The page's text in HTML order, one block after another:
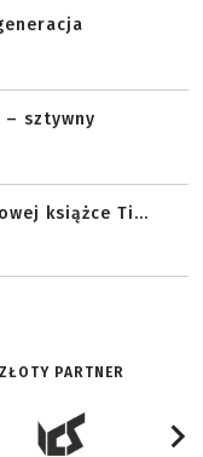
– sztywny
książce Ti...
ZŁOTY PARTNER